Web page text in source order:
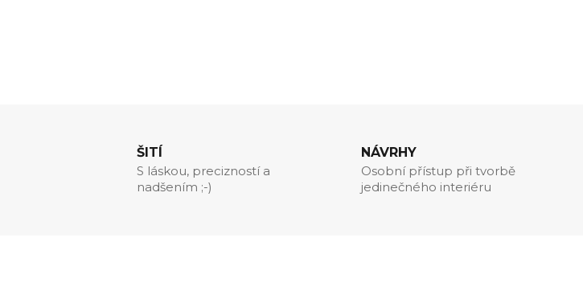
ŠITÍ
S láskou, precizností a
nadšením ;-)
NÁVRHY
Osobní přístup při tvorbě
jedinečného interiéru